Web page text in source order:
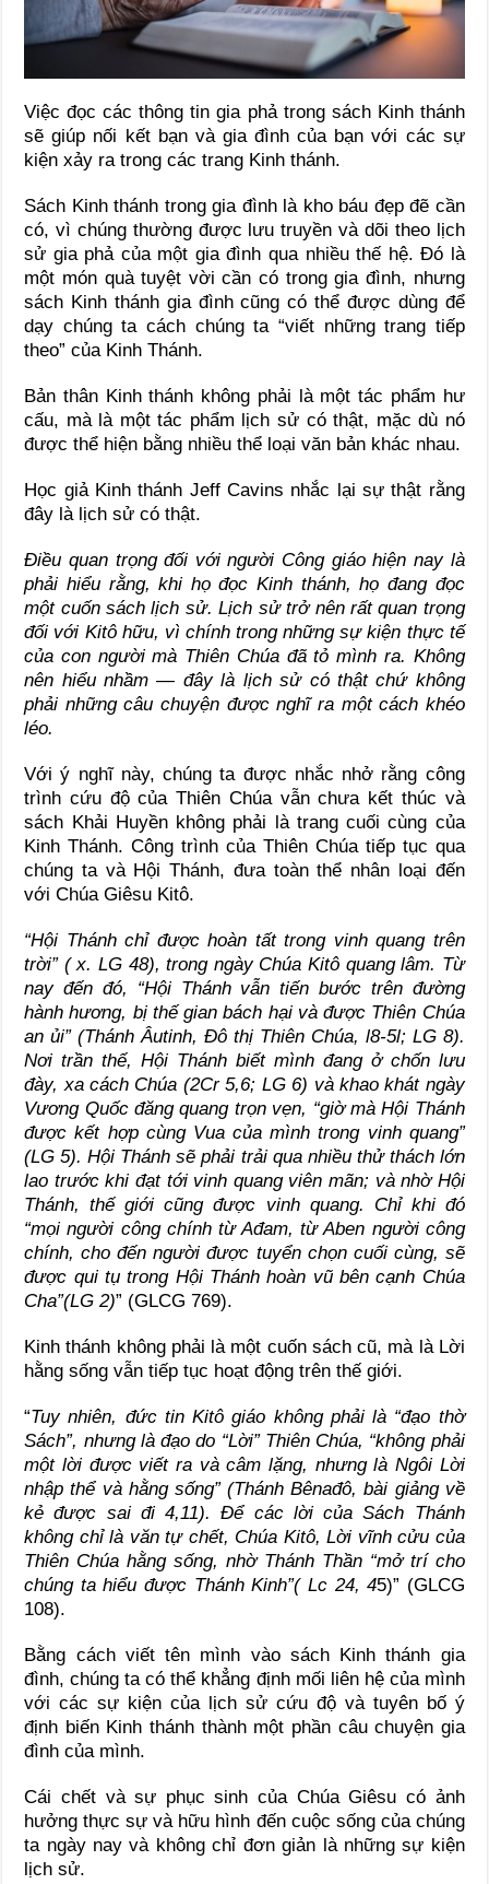
Việc đọc các thông tin gia phả trong sách Kinh thánh
sẽ giúp nối kết bạn và gia đình của bạn với các sự
kiện xảy ra trong các trang Kinh thánh.
Sách Kinh thánh trong gia đình là kho báu đẹp đẽ cần
có, vì chúng thường được lưu truyền và dõi theo lịch
sử gia phả của một gia đình qua nhiều thế hệ. Đó là
một món quà tuyệt vời cần có trong gia đình, nhưng
sách Kinh thánh gia đình cũng có thể được dùng để
dạy chúng ta cách chúng ta “viết những trang tiếp
theo” của Kinh Thánh.
Bản thân Kinh thánh không phải là một tác phẩm hư
cấu, mà là một tác phẩm lịch sử có thật, mặc dù nó
được thể hiện bằng nhiều thể loại văn bản khác nhau.
Học giả Kinh thánh Jeff Cavins nhắc lại sự thật rằng
đây là lịch sử có thật.
Điều quan trọng đối với người Công giáo hiện nay là
phải hiểu rằng, khi họ đọc Kinh thánh, họ đang đọc
một cuốn sách lịch sử. Lịch sử trở nên rất quan trọng
đối với Kitô hữu, vì chính trong những sự kiện thực tế
của con người mà Thiên Chúa đã tỏ mình ra. Không
nên hiểu nhầm — đây là lịch sử có thật chứ không
phải những câu chuyện được nghĩ ra một cách khéo
léo.
Với ý nghĩ này, chúng ta được nhắc nhở rằng công
trình cứu độ của Thiên Chúa vẫn chưa kết thúc và
sách Khải Huyền không phải là trang cuối cùng của
Kinh Thánh. Công trình của Thiên Chúa tiếp tục qua
chúng ta và Hội Thánh, đưa toàn thể nhân loại đến
với Chúa Giêsu Kitô.
“Hội Thánh chỉ được hoàn tất trong vinh quang trên
trời” ( x. LG 48), trong ngày Chúa Kitô quang lâm. Từ
nay đến đó, “Hội Thánh vẫn tiến bước trên đường
hành hương, bị thế gian bách hại và được Thiên Chúa
an ủi” (Thánh Âutinh, Đô thị Thiên Chúa, l8-5l; LG 8).
Nơi trần thế, Hội Thánh biết mình đang ở chốn lưu
đày, xa cách Chúa (2Cr 5,6; LG 6) và khao khát ngày
Vương Quốc đăng quang trọn vẹn, “giờ mà Hội Thánh
được kết hợp cùng Vua của mình trong vinh quang”
(LG 5). Hội Thánh sẽ phải trải qua nhiều thử thách lớn
lao trước khi đạt tới vinh quang viên mãn; và nhờ Hội
Thánh, thế giới cũng được vinh quang. Chỉ khi đó
“mọi người công chính từ Ađam, từ Aben người công
chính, cho đến người được tuyển chọn cuối cùng, sẽ
được qui tụ trong Hội Thánh hoàn vũ bên cạnh Chúa
Cha”(LG 2)” (GLCG 769).
Kinh thánh không phải là một cuốn sách cũ, mà là Lời
hằng sống vẫn tiếp tục hoạt động trên thế giới.
“Tuy nhiên, đức tin Kitô giáo không phải là “đạo thờ
Sách”, nhưng là đạo do “Lời” Thiên Chúa, “không phải
một lời được viết ra và câm lặng, nhưng là Ngôi Lời
nhập thể và hằng sống” (Thánh Bênađô, bài giảng về
kẻ được sai đi 4,11). Để các lời của Sách Thánh
không chỉ là văn tự chết, Chúa Kitô, Lời vĩnh cửu của
Thiên Chúa hằng sống, nhờ Thánh Thần “mở trí cho
chúng ta hiểu được Thánh Kinh”( Lc 24, 45)” (GLCG
108).
Bằng cách viết tên mình vào sách Kinh thánh gia
đình, chúng ta có thể khẳng định mối liên hệ của mình
với các sự kiện của lịch sử cứu độ và tuyên bố ý
định biến Kinh thánh thành một phần câu chuyện gia
đình của mình.
Cái chết và sự phục sinh của Chúa Giêsu có ảnh
hưởng thực sự và hữu hình đến cuộc sống của chúng
ta ngày nay và không chỉ đơn giản là những sự kiện
lịch sử.